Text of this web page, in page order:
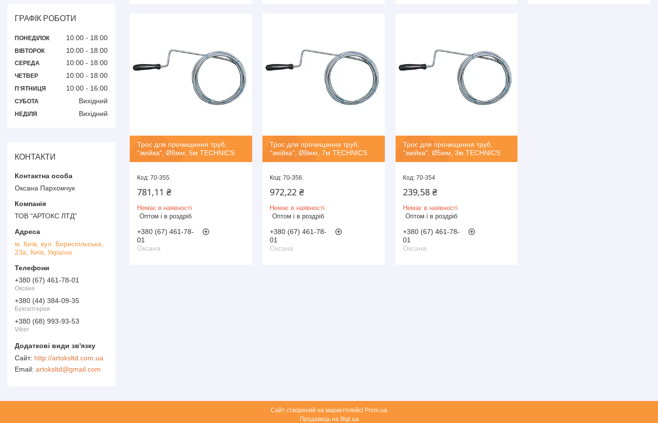
Трос для прочищення труб,
"змійка", Ø8мм, 5м TECHNICS
70-355.
781,11 ₴
Немає в наявності
Оптом і в роздріб
+380 (67) 461-78-
01
Оксана
Трос для прочищення труб,
"змійка", Ø8мм, 7м TECHNICS
70-356.
972,22 ₴
Немає в наявності
Оптом і в роздріб
+380 (67) 461-78-
01
Оксана
Трос для прочищення труб,
"змійка", Ø5мм, 3м TECHNICS
70-354
239,58 ₴
Немає в наявності
Оптом і в роздріб
+380 (67) 461-78-
01
Оксана
ГРАФІК РОБОТИ
ПОНЕДІЛОК 10:00 18:00
ВІВТОРОК 10:00 18:00
СЕРЕДА 10:00 18:00
ЧЕТВЕР 10:00 18:00
ПʼЯТНИЦЯ 10:00 16:00
СУБОТА Вихідний
НЕДІЛЯ Вихідний
КОНТАКТИ
Оксана Пархомчук
ТОВ "АРТОКС ЛТД"
м. Київ, вул. Бориспільська,
23а, Київ, Україна
+380 (67) 461-78-01
Оксана
+380 (44) 384-09-35
Бухгалтерия
+380 (68) 993-93-53
Viber
http://artoksltd.com.ua
artoksltd@gmail.com
Сайт створений на маркетплейсі Prom.ua
Продавець на Bigl.ua